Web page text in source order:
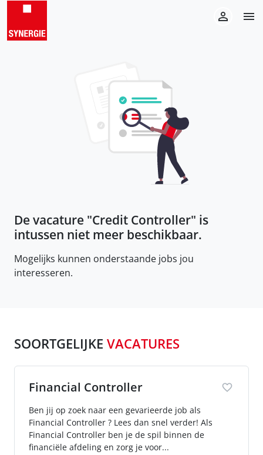
De vacature "Credit Controller" is
intussen niet meer beschikbaar.
Mogelijks kunnen onderstaande jobs jou
interesseren.
SOORTGELIJKE VACATURES
Financial Controller
Ben jij op zoek naar een gevarieerde job als
Financial Controller ? Lees dan snel verder! Als
Financial Controller ben je de spil binnen de
financiële afdeling en zorg je voor...